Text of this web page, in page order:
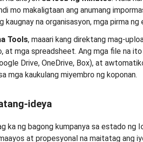
mo makaligtaan ang anumang
kaugnay na organisasyon, mga pirma
Tools, maaari kang direktang mag-
at mga spreadsheet. Ang mga file na
Drive, OneDrive, Box), at
mga kaukulang miyembro ng koponan.
ideya
ka ng bagong kumpanya sa estado ng
at propesyonal na maitatag ang